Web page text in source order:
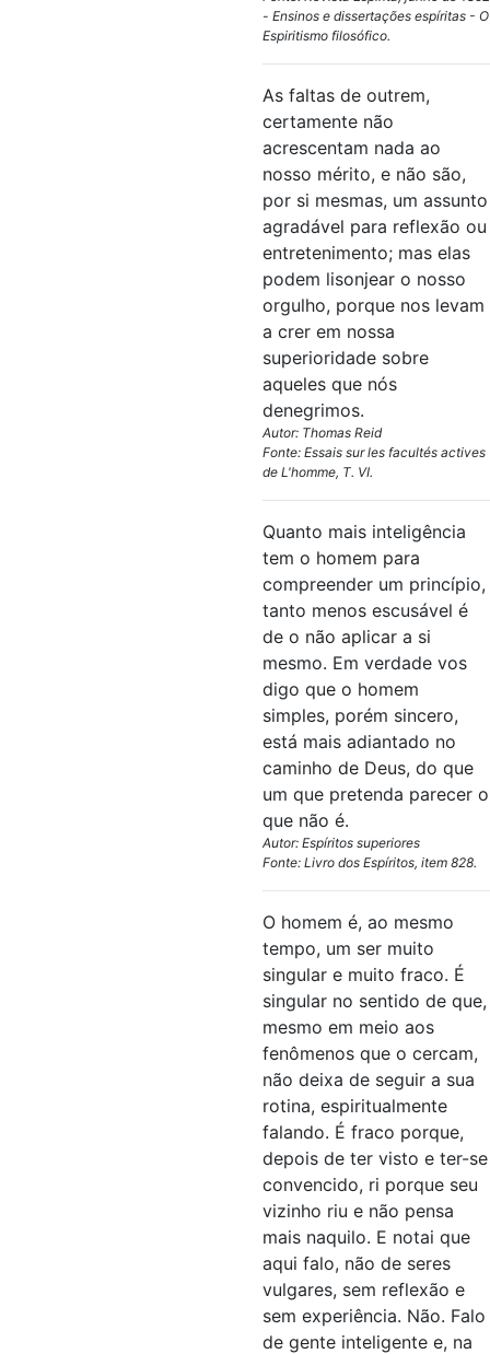
- Ensinos e dissertações espíritas - O
Espiritismo filosófico.
As faltas de outrem,
certamente não
acrescentam nada ao
nosso mérito, e não são,
por si mesmas, um assunto
agradável para reflexão ou
entretenimento; mas elas
podem lisonjear o nosso
orgulho, porque nos levam
a crer em nossa
superioridade sobre
aqueles que nós
denegrimos.
Autor: Thomas Reid
Fonte: Essais sur les facultés actives
de L'homme, T. VI.
Quanto mais inteligência
tem o homem para
compreender um princípio,
tanto menos escusável é
de o não aplicar a si
mesmo. Em verdade vos
digo que o homem
simples, porém sincero,
está mais adiantado no
caminho de Deus, do que
um que pretenda parecer o
que não é.
Autor: Espíritos superiores
Fonte: Livro dos Espíritos, item 828.
O homem é, ao mesmo
tempo, um ser muito
singular e muito fraco. É
singular no sentido de que,
mesmo em meio aos
fenômenos que o cercam,
não deixa de seguir a sua
rotina, espiritualmente
falando. É fraco porque,
depois de ter visto e ter-se
convencido, ri porque seu
vizinho riu e não pensa
mais naquilo. E notai que
aqui falo, não de seres
vulgares, sem reflexão e
sem experiência. Não. Falo
de gente inteligente e, na